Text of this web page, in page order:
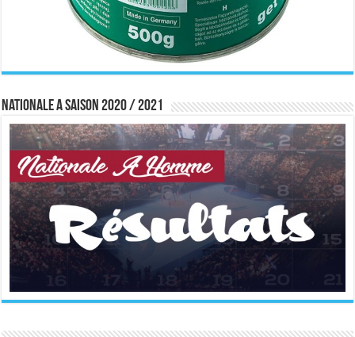
Nationale A saison 2020 / 2021